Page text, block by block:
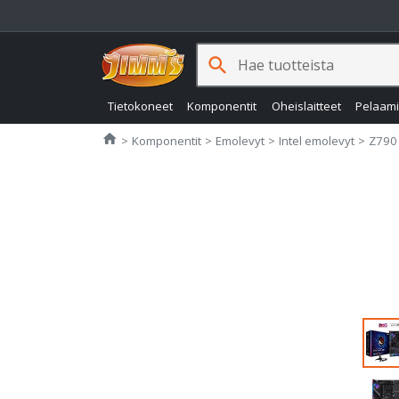
Tietokoneet Komponentit Oheislaitteet
search
home Jimms.fi
Komponentit Emolevyt Intel emolevyt